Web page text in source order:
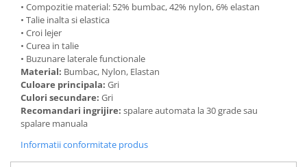
• Compozitie material: 52% bumbac, 42% nylon, 6% elastan
• Talie inalta si elastica
• Croi lejer
• Curea in talie
• Buzunare laterale functionale
Material: Bumbac, Nylon, Elastan
Culoare principala: Gri
Culori secundare: Gri
Recomandari ingrijire: spalare automata la 30 grade sau
spalare manuala
Informatii conformitate produs